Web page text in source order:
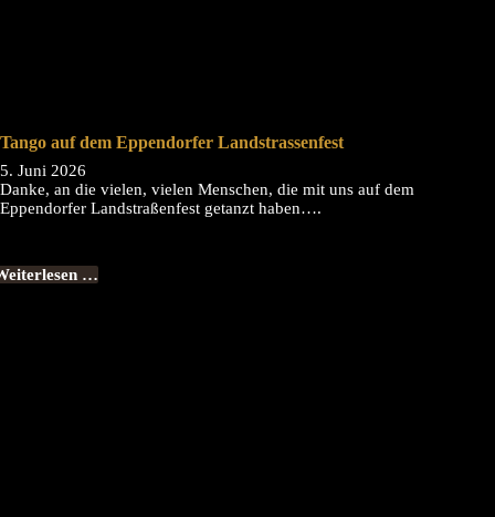
Tango auf dem Eppendorfer Landstrassenfest
5. Juni 2026
Danke, an die vielen, vielen Menschen, die mit uns auf dem
Eppendorfer Landstraßenfest getanzt haben….
…